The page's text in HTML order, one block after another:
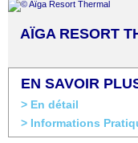
AÏGA RESORT
EN SAVOIR
> En détail
> Informations